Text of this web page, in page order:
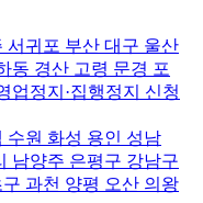
서귀포 부산 대구 울산
동 경산 고령 문경 포
업정지·집행정지 신청
수원 화성 용인 성남
남양주 은평구 강남구
과천 양평 오산 의왕